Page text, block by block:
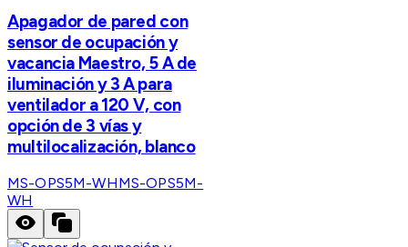
Apagador de pared con
sensor de ocupación y
vacancia Maestro, 5 A de
iluminación y 3 A para
ventilador a 120 V, con
opción de 3 vías y
multilocalización, blanco
MS-OPS5M-WHMS-OPS5M-
WH